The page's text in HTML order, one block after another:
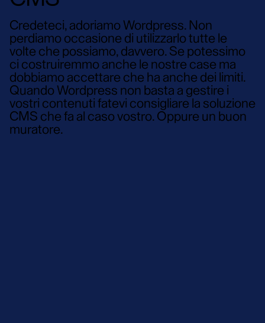
Credeteci, adoriamo Wordpress. Non
perdiamo occasione di utilizzarlo tutte le
volte che possiamo, davvero. Se potessimo
ci costruiremmo anche le nostre case ma
dobbiamo accettare che ha anche dei limiti.
Quando Wordpress non basta a gestire i
vostri contenuti fatevi consigliare la soluzione
CMS che fa al caso vostro. Oppure un buon
muratore.